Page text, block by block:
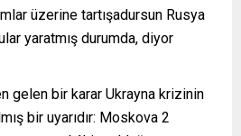
üzerine tartışadursun Rusya
yaratmış durumda, diyor
gelen bir karar Ukrayna krizinin
bir uyarıdır: Moskova 2